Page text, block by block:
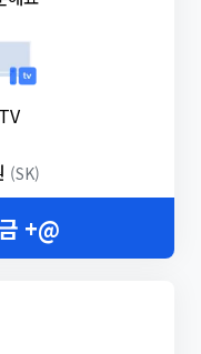
TV
(SK)
+@